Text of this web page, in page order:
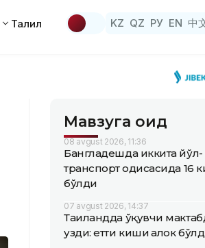
Таҳлил KZ QZ РУ EN 中
Мавзуга оид
08 avgust 2026, 11:36
Бангладешда иккита йўл-
транспорт ҳодисасида 16
бўлди
07 avgust 2026, 14:37
Таиландда ўқувчи
узди: етти киши ҳалок